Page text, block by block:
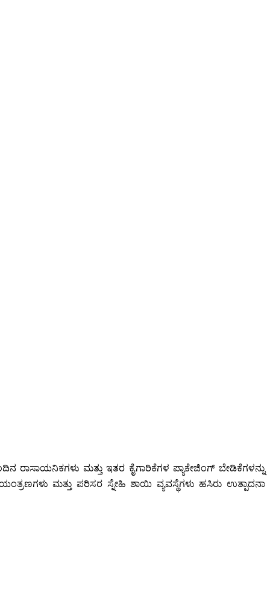
ಮತ್ತು ಇತರ ಕೈಗಾರಿಕೆಗಳ ಪ್ಯಾಕೇಜಿಂಗ್ ಬೇಡಿಕೆಗಳನ್ನು
ಮತ್ತು ಪರಿಸರ ಸ್ನೇಹಿ ಶಾಯಿ ವ್ಯವಸ್ಥೆಗಳು ಹಸಿರು ಉತ್ಪಾದನಾ